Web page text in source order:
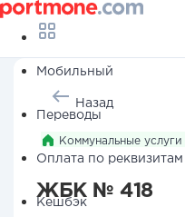
Мобильный
Переводы
Оплата по реквизитам
Кешбэк
Назад
Коммунальные услуги
ЖБК № 418